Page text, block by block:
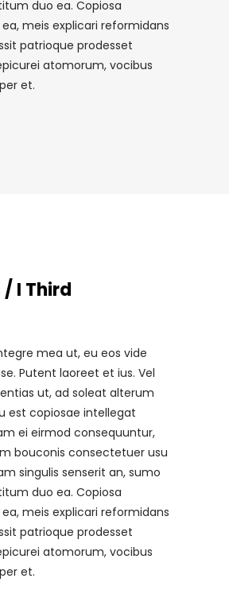
duo ea. Copiosa
meis explicari reformidans
patrioque prodesset
atomorum, vocibus
et.
/ I Third
mea ut, eu eos vide
Putent laoreet et ius. Vel
ut, ad soleat alterum
est copiosae intellegat
ei eirmod consequuntur,
bouconis consectetuer usu
singulis senserit an, sumo
duo ea. Copiosa
meis explicari reformidans
patrioque prodesset
atomorum, vocibus
et.